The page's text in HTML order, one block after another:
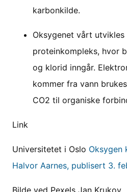
karbonkilde.
Oksygenet vårt
proteinkompleks, hvor
og klorid inngår.
kommer fra vann
CO2 til organiske
Link
Universitetet i Oslo Oksygen
Halvor Aarnes, publisert 3.